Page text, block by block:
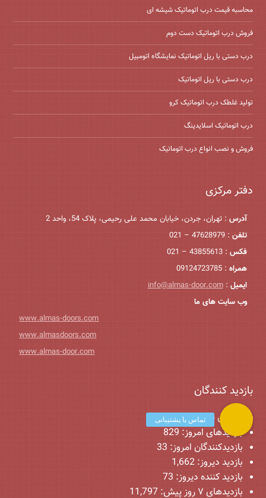
محاسبه قیمت درب اتوماتیک شیشه ‌ای
فروش درب اتوماتیک دست دوم
درب دستی با ریل اتوماتیک نمایشگاه اتومبیل
درب دستی با ریل اتوماتیک
تولید غلطک درب اتوماتیک کرو
درب اتوماتیک اسلایدینگ
فروش و نصب انواع درب اتوماتیک
دفتر مرکزی
آدرس : تهران، جردن، خیابان محمد علی رحیمی، پلاک 54، واحد 2
تلفن : 47628979 – 021
فکس : 43855613 – 021
همراه : 09124723785
ایمیل :
info@almas-door.com
وب سایت های ما
www.almas-doors.com
www.almasdoors.com
www.almas-door.com
بازدید کنندگان
کاربران حاضر:0
بازدیدهای امروز: 829
بازدیدکنندگان امروز: 33
بازدید دیروز:1,662
بازدید کننده دیروز: 73
بازدیدهای ۷ روز پیش:
11,797